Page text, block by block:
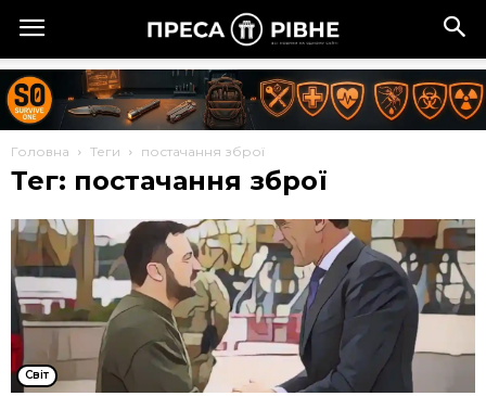
Головна Теги постачання зброї
Тег: постачання зброї
Cвіт